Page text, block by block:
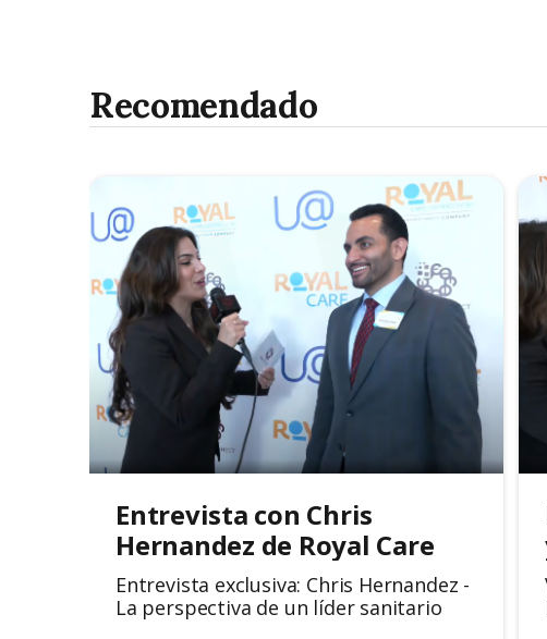
Recomendado
Entrevista con Chris
Hernandez de Royal Care
Entrevista exclusiva: Chris Hernandez -
La perspectiva de un líder sanitario